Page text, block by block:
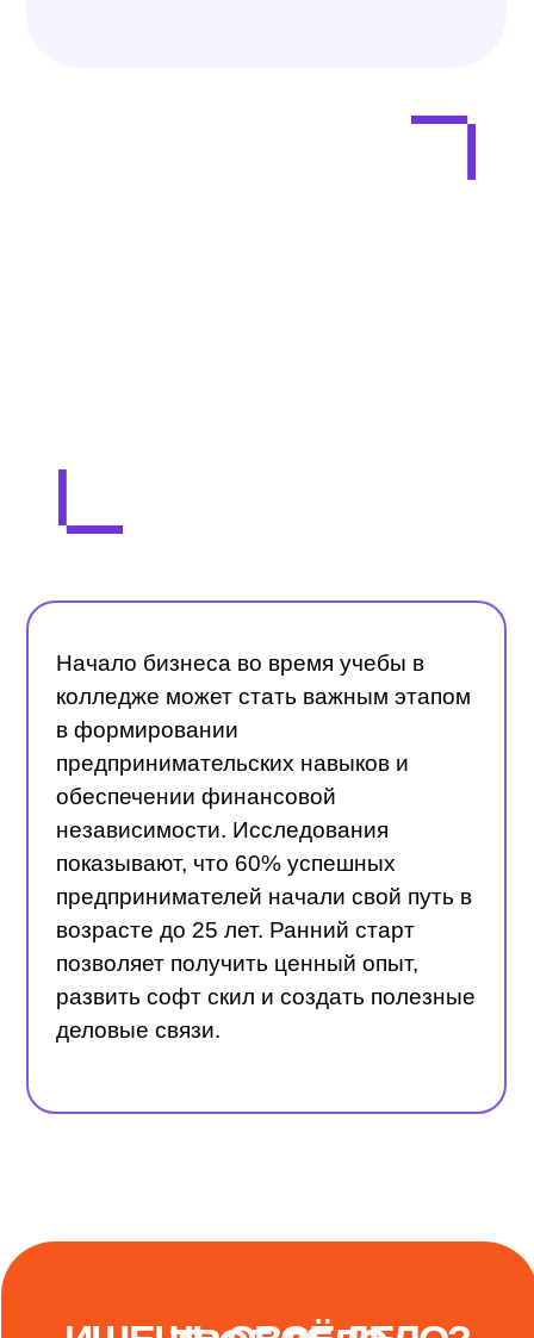
Начало бизнеса во время учебы в
колледже может стать важным этапом
в формировании
предпринимательских навыков и
обеспечении финансовой
независимости. Исследования
показывают, что 60% успешных
предпринимателей начали свой путь в